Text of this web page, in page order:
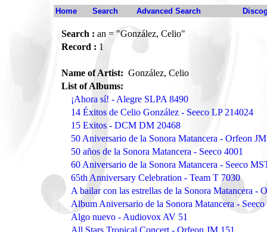
Home Search Advanced Search
Search : an = "González, Celio"
Record : 1
Name of Artist: González, Celio
List of Albums:
¡Ahora sí! - Alegre SLPA 8490
14 Éxitos de Celio González - Seeco LP 214024
15 Exitos - DCM DM 20468
50 Aniversario de la Sonora Matancera - Orfeon
50 años de la Sonora Matancera - Seeco 4001
60 Aniversario de la Sonora Matancera - Seeco
65th Anniversary Celebration - Team T 7030
A bailar con las estrellas de la Sonora Matancera -
Album Aniversario de la Sonora Matancera - Seeco
Algo nuevo - Audiovox AV 51
All Stars Tropical Concert - Orfeon JM 151